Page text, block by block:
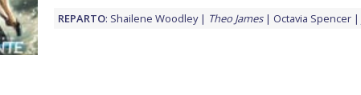
REPARTO: Shailene Woodley Theo James Octavia Spencer